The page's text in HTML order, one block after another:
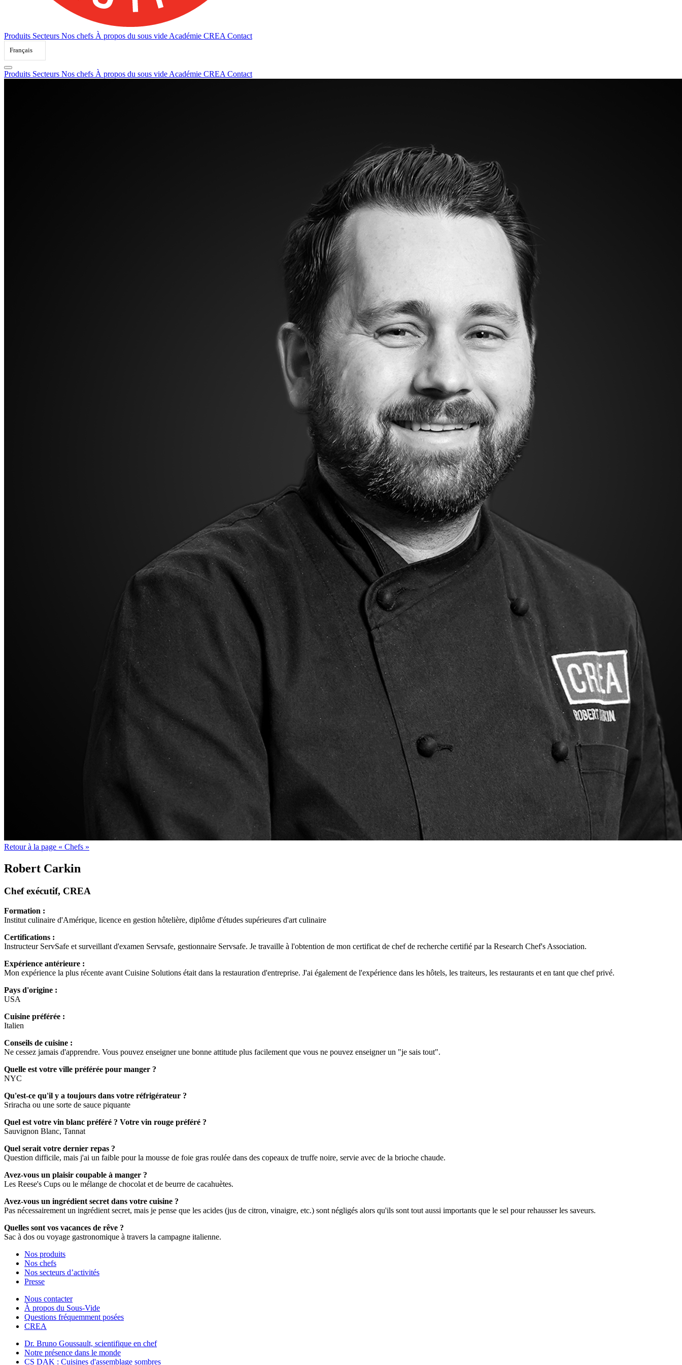
Produits Secteurs Nos chefs À propos du sous vide Académie CREA Contact
Français
Produits Secteurs Nos chefs À propos du sous vide Académie CREA Contact
Retour à la page « Chefs »
Robert Carkin
Chef exécutif, CREA
Formation :
Institut culinaire d'Amérique, licence en gestion hôtelière, diplôme d'études supérieures d'art culinaire
Certifications :
Instructeur ServSafe et surveillant d'examen Servsafe, gestionnaire Servsafe. Je travaille à l'obtention de mon certificat de chef de recherche certifié par la Research Chef's Association.
Expérience antérieure :
Mon expérience la plus récente avant Cuisine Solutions était dans la restauration d'entreprise. J'ai également de l'expérience dans les hôtels, les traiteurs, les restaurants et en tant que chef privé.
Pays d'origine :
USA
Cuisine préférée :
Italien
Conseils de cuisine :
Ne cessez jamais d'apprendre. Vous pouvez enseigner une bonne attitude plus facilement que vous ne pouvez enseigner un "je sais tout".
Quelle est votre ville préférée pour manger ?
NYC
Qu'est-ce qu'il y a toujours dans votre réfrigérateur ?
Sriracha ou une sorte de sauce piquante
Quel est votre vin blanc préféré ? Votre vin rouge préféré ?
Sauvignon Blanc, Tannat
Quel serait votre dernier repas ?
Question difficile, mais j'ai un faible pour la mousse de foie gras roulée dans des copeaux de truffe noire, servie avec de la brioche chaude.
Avez-vous un plaisir coupable à manger ?
Les Reese's Cups ou le mélange de chocolat et de beurre de cacahuètes.
Avez-vous un ingrédient secret dans votre cuisine ?
Pas nécessairement un ingrédient secret, mais je pense que les acides (jus de citron, vinaigre, etc.) sont négligés alors qu'ils sont tout aussi importants que le sel pour rehausser les saveurs.
Quelles sont vos vacances de rêve ?
Sac à dos ou voyage gastronomique à travers la campagne italienne.
Nos produits
Nos chefs
Nos secteurs d’activités
Presse
Nous contacter
À propos du Sous-Vide
Questions fréquemment posées
CREA
Dr. Bruno Goussault, scientifique en chef
Notre présence dans le monde
CS DAK : Cuisines d'assemblage sombres